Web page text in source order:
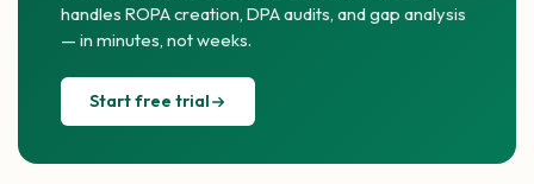
handles ROPA creation, DPA audits, and gap analysis
— in minutes, not weeks.
Start free trial